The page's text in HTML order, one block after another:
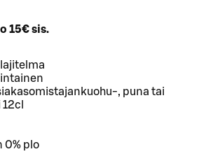
15€ sis.
, puna tai
0% plo